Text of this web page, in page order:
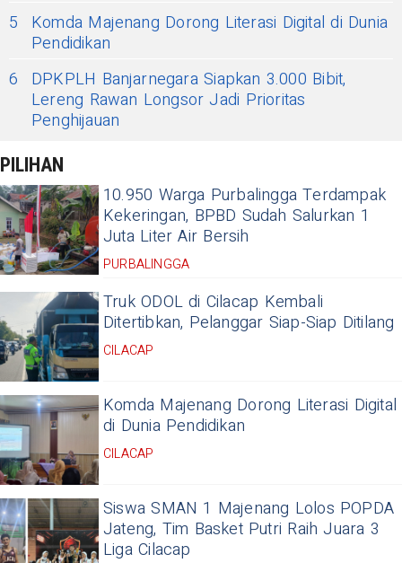
5
Komda Majenang Dorong Literasi Digital di Dunia
Pendidikan
6
DPKPLH Banjarnegara Siapkan 3.000 Bibit,
Lereng Rawan Longsor Jadi Prioritas
Penghijauan
PILIHAN
10.950 Warga Purbalingga Terdampak
Kekeringan, BPBD Sudah Salurkan 1
Juta Liter Air Bersih
PURBALINGGA
Truk ODOL di Cilacap Kembali
Ditertibkan, Pelanggar Siap-Siap Ditilang
CILACAP
Komda Majenang Dorong Literasi Digital
di Dunia Pendidikan
CILACAP
Siswa SMAN 1 Majenang Lolos POPDA
Jateng, Tim Basket Putri Raih Juara 3
Liga Cilacap